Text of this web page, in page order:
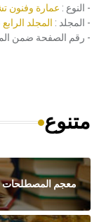
- النوع : عمارة وفنون
- المجلد : المجلد الرابع
- رقم الصفحة ضمن
متنوع
معجم المصطلحات